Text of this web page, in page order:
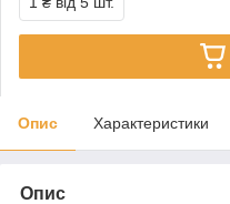
Опис Характеристики
Опис